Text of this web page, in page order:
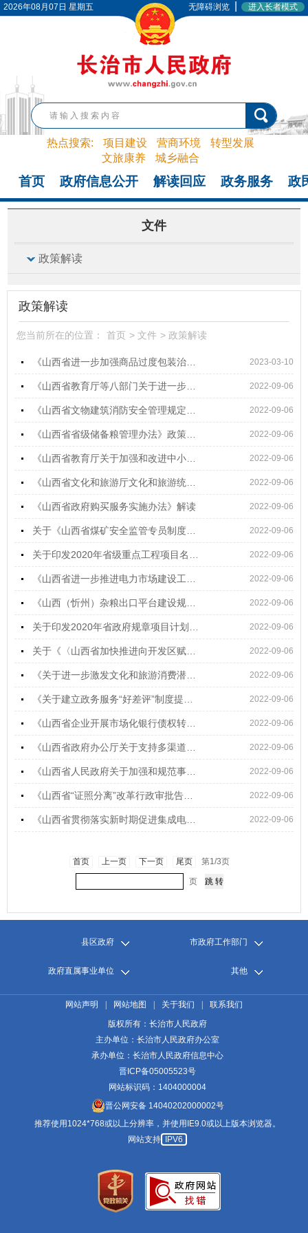
2026年08月07日 星期五 无障碍浏览 进入长者模式
热点搜索: 项目建设 营商环境
转型发展
文旅康养
城乡融合
首页 政府信息公开 解读回应 政务服务 政
文件
政策解读
政策解读
您当前所在的位置： 首页 > 文件 > 政策解读
2023-03-10
2022-09-06
2022-09-06
2022-09-06
2022-09-06
2022-09-06
《山西省政府购买服务实施办法》解读 2022-09-06
2022-09-06
2022-09-06
2022-09-06
2022-09-06
2022-09-06
2022-09-06
2022-09-06
2022-09-06
2022-09-06
2022-09-06
2022-09-06
2022-09-06
2022-09-06
首页 上一页 下一页 尾页 第1/3页
页
县区政府 市政府工作部门
政府直属事业单位 其他
网站声明 网站地图 关于我们
联系我们
版权所有：长治市人民政府
主办单位：长治市人民政府办公室
承办单位：长治市人民政府信息中心
晋ICP备05005523号
网站标识码：1404000004
晋公网安备 14040202000002号
推荐使用1024*768或以上分辨率，并使用IE9.0或以上版本浏览器。
网站支持
IPV6